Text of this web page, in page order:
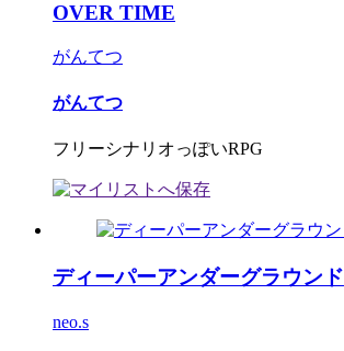
OVER TIME
がんてつ
がんてつ
フリーシナリオっぽいRPG
ディーパーアンダーグラウンド
neo.s